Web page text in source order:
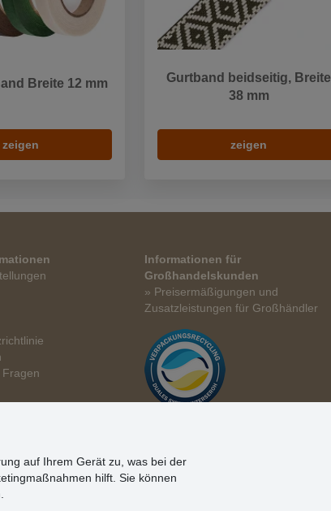
Breite 12 mm
zeigen
Gurtband beidseitig, Breite
38 mm
zeigen
Informationen für
Großhandelskunden
» Preisermäßigungen und
Zusatzleistungen für Großhändler
auf Ihrem Gerät zu, was bei der
hilft. Sie können